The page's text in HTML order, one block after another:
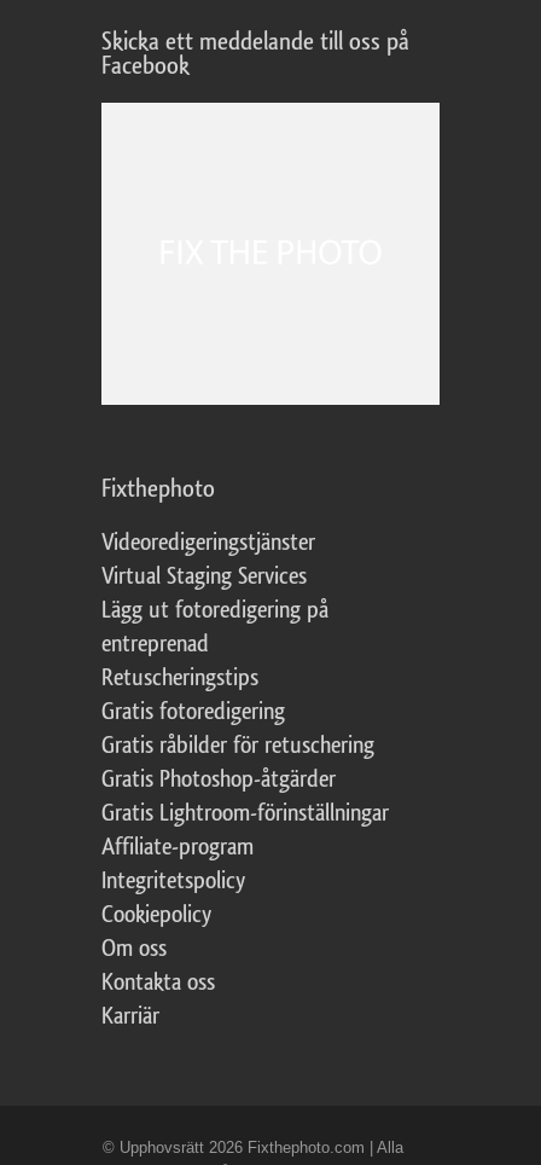
Skicka ett meddelande till oss på
Facebook
Fixthephoto
Videoredigeringstjänster
Virtual Staging Services
Lägg ut fotoredigering på
entreprenad
Retuscheringstips
Gratis fotoredigering
Gratis råbilder för retuschering
Gratis Photoshop-åtgärder
Gratis Lightroom-förinställningar
Affiliate-program
Integritetspolicy
Cookiepolicy
Om oss
Kontakta oss
Karriär
© Upphovsrätt 2026 Fixthephoto.com | Alla